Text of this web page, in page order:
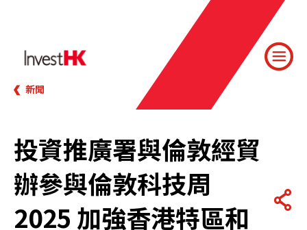
新聞
投資推廣署與倫敦經貿
辦參與倫敦科技周
2025 加強香港特區和